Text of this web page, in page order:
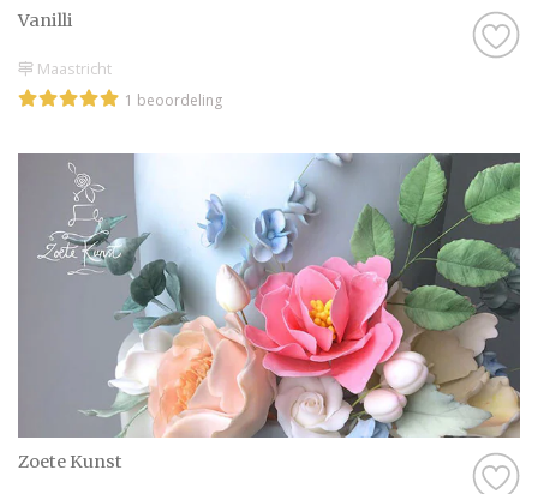
Vanilli
Maastricht
1 beoordeling
Zoete Kunst